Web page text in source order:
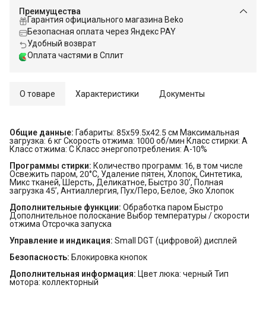
Преимущества
Гарантия официального магазина Beko
Безопасная оплата через Яндекс PAY
Удобный возврат
Оплата частями в Сплит
О товаре Характеристики Документы
Общие данные: Габариты: 85x59.5x42.5 см Максимальная
загрузка: 6 кг Скорость отжима: 1000 об/мин Класс стирки: A
Класс отжима: C Класс энергопотребления: A-10%
Программы стирки: Количество программ: 16, в том числе
Освежить паром, 20°C, Удаление пятен, Хлопок, Синтетика,
Микс тканей, Шерсть, Деликатное, Быстро 30’, Полная
загрузка 45’, Антиаллергия, Пух/Перо, Белое, Эко Хлопок
Дополнительные функции: Обработка паром Быстро
Дополнительное полоскание Выбор температуры / скорости
отжима Отсрочка запуска
Управление и индикация: Small DGT (цифровой) дисплей
Безопасность: Блокировка кнопок
Дополнительная информация: Цвет люка: черный Тип
мотора: коллекторный